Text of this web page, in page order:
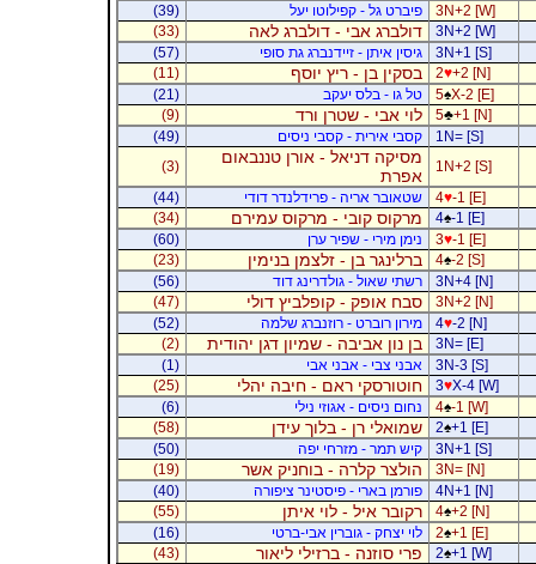
3N+2 [W]
פיברט גל - קפילוטו יעל
(39)
3N+2 [W]
דולברג אבי - דולברג לאה
(33)
3N+1 [S]
גיסין איתן - זיידנברג גת סופי
(57)
2♥+2 [N] בסקין בן - ריץ יוסף
(11)
5♠X-2 [E] טל גו - בלס יעקב
(21)
5♣+1 [N] לוי אבי - שטרן ורד
(9)
1N= [S]
קסבי אירית - קסבי ניסים
(49)
1N+2 [S]
מסיקה דניאל - אורן טננבאום
אפרת
(3)
4♥-1 [E] שטאובר אריה - פרידלנדר דודי
(44)
4♠-1 [E] מרקוס קובי - מרקוס עמירם
(34)
3♥-1 [E] נימן מירי - שפיר ערן
(60)
4♠-2 [S] ברלינגר בן - זלצמן בנימין
(23)
3N+4 [N]
רשתי שאול - גולדרינג דוד
(56)
3N+2 [N]
סבח אופק - קופלביץ דולי
(47)
4♥-2 [N] מירון רוברט - רוזנברג שלמה
(52)
3N= [E]
בן נון אביבה - שמיון דגן יהודית
(2)
3N-3 [S]
אבני צבי - אבני אבי
(1)
3♥X-4 [W] חוטורסקי ראם - חיבה יהלי
(25)
4♠-1 [W] נחום ניסים - אגוזי נילי
(6)
2♠+1 [E] שמואלי רן - בלוך עידן
(58)
3N+1 [S]
קיש תמר - מזרחי יפה
(50)
3N= [N]
הולצר קלרה - בוחניק אשר
(19)
4N+1 [N]
פורמן בארי - פיסטינר ציפורה
(40)
4♠+2 [N] רקובר איל - לוי איתן
(55)
2♠+1 [E] לוי יצחק - גוברין אבי-ברטי
(16)
2♠+1 [W] פרי סוזנה - ברזילי ליאור (43)